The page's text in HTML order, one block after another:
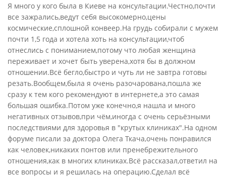
Я много у кого была в Киеве на консультации.Честно,почти
все зажрались,ведут себя высокомерно,цены
космические,сплошной конвеер.На грудь собирали с мужем
почти 1,5 года и хотела хоть на консультации,чтоб
отнеслись с пониманием,потому что любая женщина
переживает и хочет быть уверена,хотя бы в должном
отношении.Всё бегло,быстро и чуть ли не завтра готовы
резать.Вообщем,была я очень разочарована,пошла же
сразу к тем кого рекомендуют в интернете,а это самая
большая ошибка.Потом уже конечно,я нашла и много
негативных отзывов,при чём,иногда с очень серьёзными
последствиями для здоровья в "крутых клиниках".На одном
форуме писали за доктора Олега Ткача,очень понравился
как человек,никаких понтов или пренебрежительного
отношения,как в многих клиниках.Всё рассказал,ответил на
все вопросы и я решилась на операцию.Сделал всё